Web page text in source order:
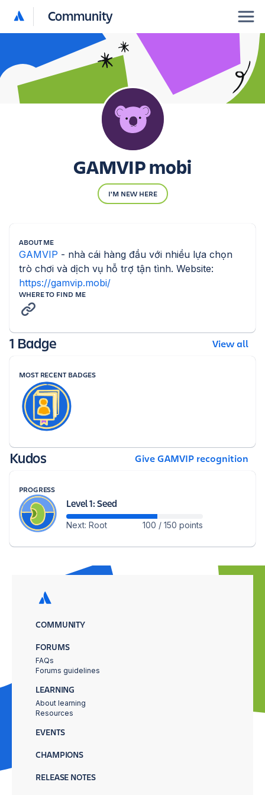
Community
GAMVIP mobi
I'M NEW HERE
1 Badge View all
MOST RECENT BADGES
Kudos Give GAMVIP recognition
PROGRESS
Level 1: Seed
Next: Root 100 / 150 points
ABOUT ME
GAMVIP - nhà cái hàng đầu với nhiều lựa chọn
https://gamvip.mobi/
WHERE TO FIND ME
COMMUNITY
FORUMS
FAQs
Forums guidelines
LEARNING
About learning
Resources
EVENTS
CHAMPIONS
RELEASE NOTES